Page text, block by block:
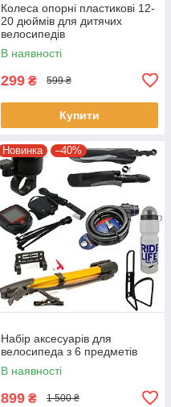
Колеса опорні пластикові 12-
20 дюймів для дитячих
велосипедів
В наявності
299 ₴ 599 ₴
Купити
Новинка –40%
Набір аксесуарів для
велосипеда з 6 предметів
В наявності
899 ₴ 1 500 ₴